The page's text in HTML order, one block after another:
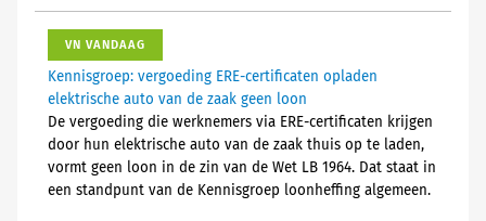
VN VANDAAG
Kennisgroep: vergoeding ERE-certificaten opladen
elektrische auto van de zaak geen loon
De vergoeding die werknemers via ERE-certificaten krijgen
door hun elektrische auto van de zaak thuis op te laden,
vormt geen loon in de zin van de Wet LB 1964. Dat staat in
een standpunt van de Kennisgroep loonheffing algemeen.